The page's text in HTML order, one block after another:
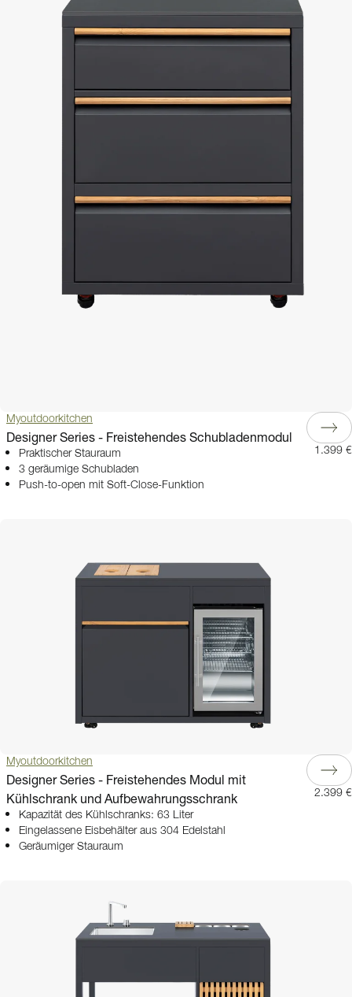
Myoutdoorkitchen
Designer Series - Freistehendes Schubladenmodul
Praktischer Stauraum
3 geräumige Schubladen
Push-to-open mit Soft-Close-Funktion
1.399 €
Myoutdoorkitchen
Designer Series - Freistehendes Modul mit
Kühlschrank und Aufbewahrungsschrank
Kapazität des Kühlschranks: 63 Liter
Eingelassene Eisbehälter aus 304 Edelstahl
Geräumiger Stauraum
2.399 €